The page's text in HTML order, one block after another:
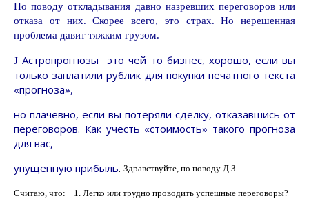
По поводу откладывания давно назревших переговоров или
отказа от них. Скорее всего, это страх. Но нерешенная
проблема давит тяжким грузом.
J Астропрогнозы
это чей то бизнес, хорошо, если вы
только заплатили рублик для покупки печатного текста
«прогноза»,
но плачевно, если вы потеряли сделку, отказавшись от
переговоров. Как учесть «стоимость» такого прогноза
для вас,
упущенную прибыль. Здравствуйте, по поводу Д.З.
Считаю, что: 1. Легко или трудно проводить успешные переговоры?